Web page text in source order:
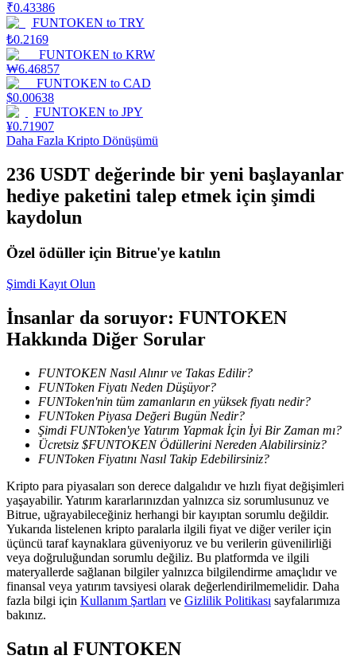
Yüksek getiri ve anında erişim
Launchpool
Popüler token'lar kazanmak için esnek staking
BTR sahiplerine özel yatırımlar
Krediler
Kripto destekli borçlanma hizmeti
₹0.43386
FUNTOKEN to TRY
₺0.2169
FUNTOKEN to KRW
₩6.46857
FUNTOKEN to CAD
$0.00638
FUNTOKEN to JPY
¥0.71907
Daha Fazla Kripto Dönüşümü
236 USDT değerinde bir yeni başlayanlar
hediye paketini talep etmek için şimdi
kaydolun
Özel ödüller için Bitrue'ye katılın
Şimdi Kayıt Olun
İnsanlar da soruyor: FUNTOKEN
Hakkında Diğer Sorular
FUNTOKEN Nasıl Alınır ve Takas Edilir?
FUNToken Fiyatı Neden Düşüyor?
FUNToken'nin tüm zamanların en yüksek fiyatı nedir?
FUNToken Piyasa Değeri Bugün Nedir?
Şimdi FUNToken'ye Yatırım Yapmak İçin İyi Bir Zaman mı?
Ücretsiz $FUNTOKEN Ödüllerini Nereden Alabilirsiniz?
FUNToken Fiyatını Nasıl Takip Edebilirsiniz?
Kripto para piyasaları son derece dalgalıdır ve hızlı fiyat değişimleri
yaşayabilir. Yatırım kararlarınızdan yalnızca siz sorumlusunuz ve
Bitrue, uğrayabileceğiniz herhangi bir kayıptan sorumlu değildir.
Yukarıda listelenen kripto paralarla ilgili fiyat ve diğer veriler için
üçüncü taraf kaynaklara güveniyoruz ve bu verilerin güvenilirliği
veya doğruluğundan sorumlu değiliz. Bu platformda ve ilgili
materyallerde sağlanan bilgiler yalnızca bilgilendirme amaçlıdır ve
finansal veya yatırım tavsiyesi olarak değerlendirilmemelidir. Daha
fazla bilgi için Kullanım Şartları ve Gizlilik Politikası sayfalarımıza
bakınız.
Satın al FUNTOKEN